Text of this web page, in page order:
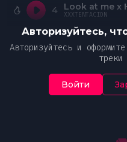
4 XXXTENTACION
Авторизуйтесь,
Авторизуйтесь и
треки
Войти